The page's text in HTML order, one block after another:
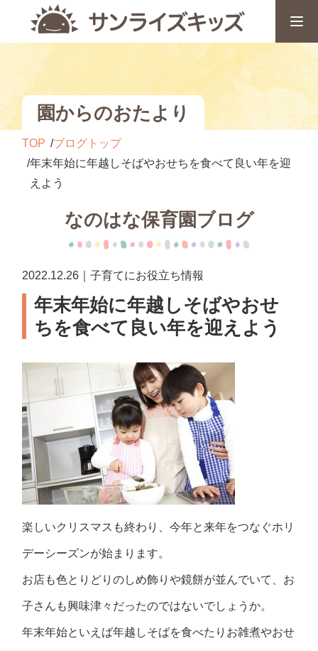
園からのおたより
TOP
ブログトップ
年末年始に年越しそばやおせちを食べて良い年を迎
えよう
なのはな保育園ブログ
2022.12.26｜子育てにお役立ち情報
年末年始に年越しそばやおせ
ちを食べて良い年を迎えよう
楽しいクリスマスも終わり、今年と来年をつなぐホリ
デーシーズンが始まります。
お店も色とりどりのしめ飾りや鏡餅が並んでいて、お
子さんも興味津々だったのではないでしょうか。
年末年始といえば年越しそばを食べたりお雑煮やおせ